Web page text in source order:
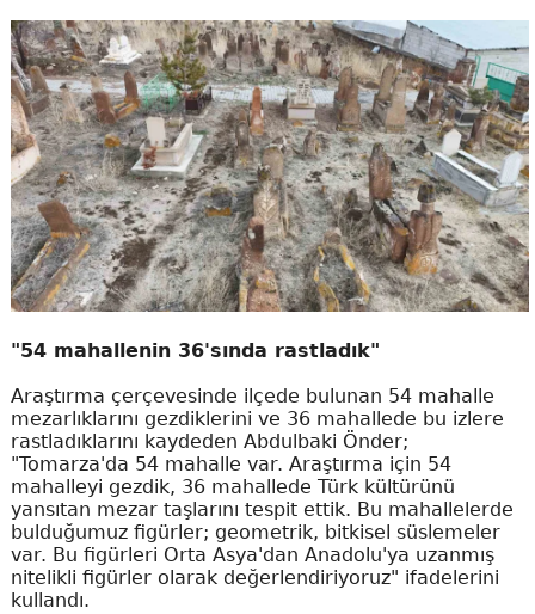
"54 mahallenin 36'sında rastladık"
Araştırma çerçevesinde ilçede bulunan 54 mahalle
mezarlıklarını gezdiklerini ve 36 mahallede bu izlere
rastladıklarını kaydeden Abdulbaki Önder;
"Tomarza'da 54 mahalle var. Araştırma için 54
mahalleyi gezdik, 36 mahallede Türk kültürünü
yansıtan mezar taşlarını tespit ettik. Bu mahallelerde
bulduğumuz figürler; geometrik, bitkisel süslemeler
var. Bu figürleri Orta Asya'dan Anadolu'ya uzanmış
nitelikli figürler olarak değerlendiriyoruz" ifadelerini
kullandı.